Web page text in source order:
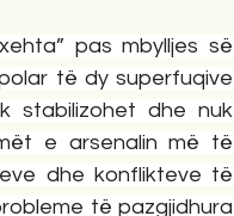
pas mbylljes së
të dy superfuqive
stabilizohet dhe nuk
e arsenalin më të
dhe konflikteve të
të pazgjidhura